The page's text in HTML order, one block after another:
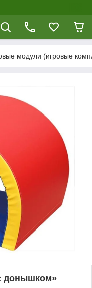
модули (игровые
донышком»